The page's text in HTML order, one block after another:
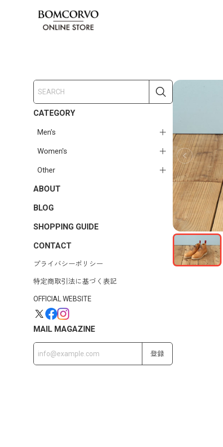
CATEGORY
Men's
Women's
Other
ABOUT
BLOG
SHOPPING GUIDE
CONTACT
プライバシーポリシー
特定商取引法に基づく表記
OFFICIAL WEBSITE
MAIL MAGAZINE
登録